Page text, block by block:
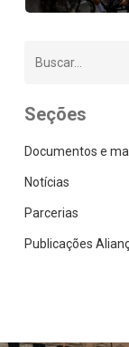
Seções
Documentos e
Notícias
Parcerias
Publicações